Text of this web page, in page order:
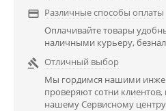
 Различные способы оплаты
Оплачивайте товары
наличными курьеру,
 Отличный выбор
Мы гордимся нашими
проверяют сотни
нашему Сервисному